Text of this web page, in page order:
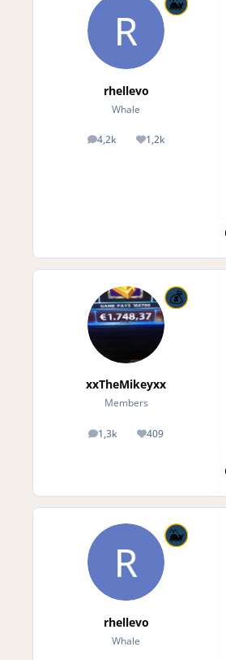
rhellevo
Whale
4,2k
posts 1,2k
Reputation
xxTheMikeyxx
Members
1,3k
posts 409
Reputation
rhellevo
Whale